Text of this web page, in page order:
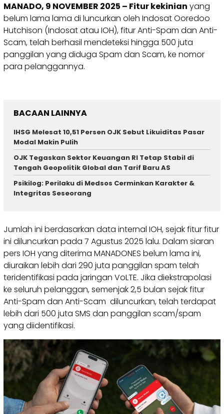
MANADO, 9 NOVEMBER 2025 – Fitur kekinian yang
belum lama lama di luncurkan oleh Indosat Ooredoo
Hutchison (Indosat atau IOH), fitur Anti-Spam dan Anti-
Scam, telah berhasil mendeteksi hingga 500 juta
panggilan yang diduga Spam dan Scam, ke nomor
para pelanggannya.
BACAAN LAINNYA
IHSG Melesat 10,51 Persen OJK Sebut Likuiditas Pasar
Modal Makin Pulih
OJK Tegaskan Sektor Keuangan RI Tetap Stabil di
Tengah Geopolitik Global dan Tarif Baru AS
Psikilog: Perilaku di Medsos Cerminkan Karakter &
Integritas Seseorang
Jumlah ini berdasarkan data internal IOH, sejak fitur fitur
ini diluncurkan pada 7 Agustus 2025 lalu. Dalam siaran
pers IOH yang diterima MANADONES belum lama ini,
diuraikan lebih dari 290 juta panggilan spam telah
teridentifikasi pada jaringan VoLTE. Jika diekstrapolasi
ke seluruh pelanggan, semenjak 2,5 bulan sejak fitur
Anti-Spam dan Anti-Scam diluncurkan, telah terdapat
lebih dari 500 juta SMS dan panggilan scam/spam
yang diidentifikasi.